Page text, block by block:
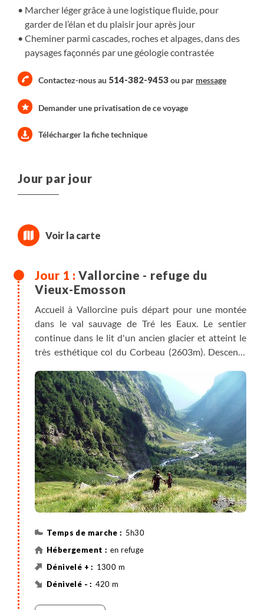
Marcher léger grâce à une logistique fluide, pour
garder de l’élan et du plaisir jour après jour
Cheminer parmi cascades, roches et alpages, dans des
paysages façonnés par une géologie contrastée
Contactez-nous au 514-382-9453ou par message
Demander une privatisation de ce voyage
Télécharger la fiche technique
Jour par jour
Vallorcine - refuge du
Vieux-Emosson
Accueil à Vallorcine puis départ pour une montée
dans le val sauvage de Tré les Eaux. Le sentier
continue dans le lit d'un ancien glacier et atteint le
très esthétique col du Corbeau (2603m). Descente
site des surprenantes traces de dinosaures.
Nuit en refuge au pied du lac, sans les bagages.
5h30
en refuge
1300 m
420 m